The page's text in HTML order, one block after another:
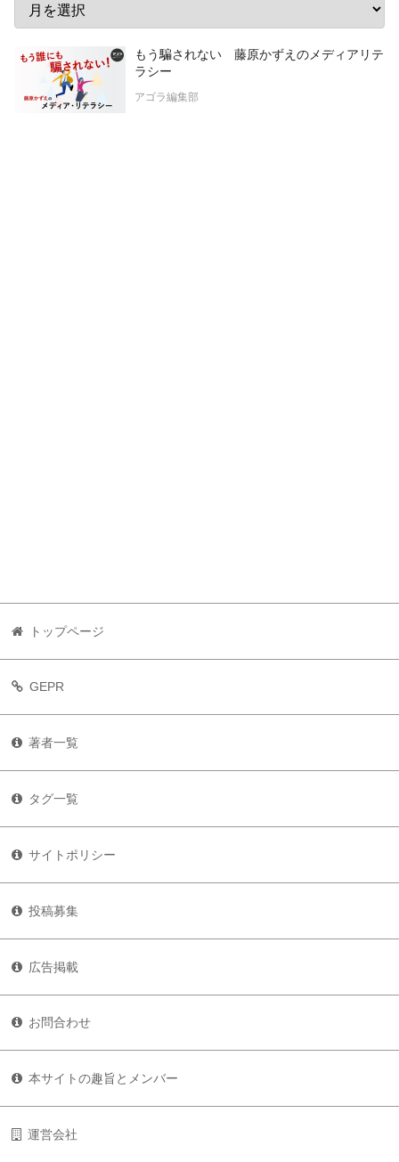
もう騙されない 藤原かずえのメディアリテ
ラシー
アゴラ編集部
トップページ
GEPR
著者一覧
タグ一覧
サイトポリシー
投稿募集
広告掲載
お問合わせ
本サイトの趣旨とメンバー
運営会社